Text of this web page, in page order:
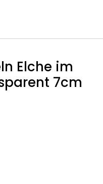
Elche im
7cm